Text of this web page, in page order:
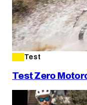
Test
Test Zero